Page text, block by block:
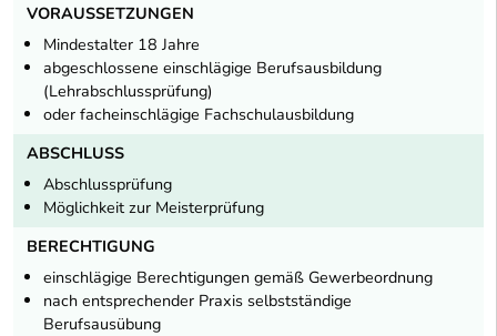
VORAUSSETZUNGEN
Mindestalter 18 Jahre
abgeschlossene einschlägige Berufsausbildung
(Lehrabschlussprüfung)
oder facheinschlägige Fachschulausbildung
ABSCHLUSS
Abschlussprüfung
Möglichkeit zur Meisterprüfung
BERECHTIGUNG
einschlägige Berechtigungen gemäß Gewerbeordnung
nach entsprechender Praxis selbstständige
Berufsausübung